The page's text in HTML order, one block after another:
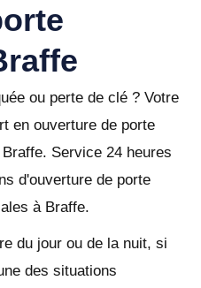
ou perte de clé ? Votre
en ouverture de porte
Service 24 heures
d'ouverture de porte
à Braffe.
du jour ou de la nuit, si
des situations